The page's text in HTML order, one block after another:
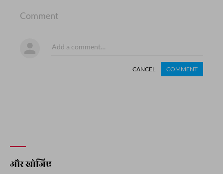
Comment
CANCEL COMMENT
और खोजिए